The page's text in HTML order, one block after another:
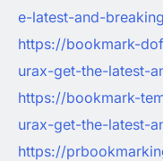
e-latest-and-
https://bookmark-
urax-get-the-latest-
https://bookmark-
urax-get-the-latest-
https://